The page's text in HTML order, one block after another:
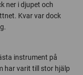
ner i djupet och
Kvar var dock
instrument på
har varit till stor hjälp